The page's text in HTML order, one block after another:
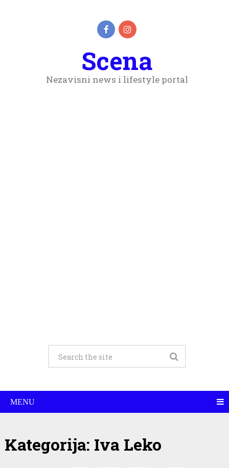
Scena
Nezavisni news i lifestyle portal
MENU
Kategorija: Iva Leko